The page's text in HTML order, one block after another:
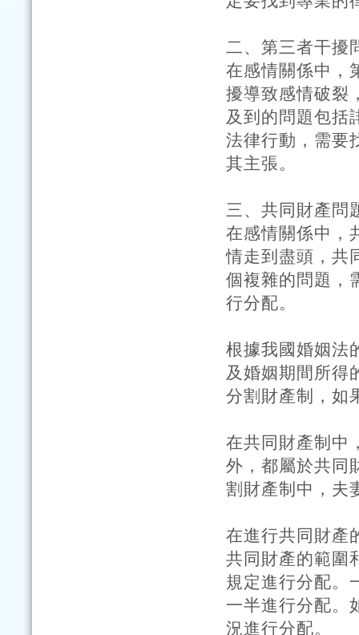
二、第三者干擾
在感情關係中，
擾導致感情破裂
及到的問題包括
法律行動，需要
其主張。
三、共同財產問
在感情關係中，
情走到盡頭，共
個複雜的問題，
行分配。
根據我國婚姻法
及婚姻期間所得
分割財產制，如
在共同財產制中
外，都屬於共同
割財產制中，夫
在進行共同財產
共同財產的範圍
規定進行分配。
一半進行分配。
況進行分配。